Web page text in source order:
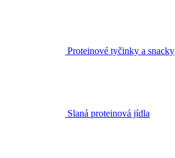
Proteinové tyčinky a snacky
Slaná proteinová jídla